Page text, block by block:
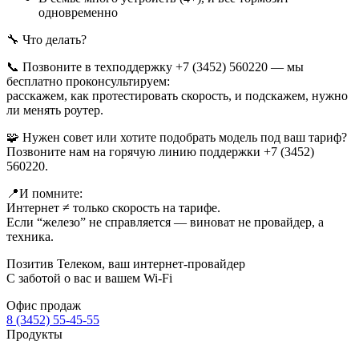
одновременно
🔧 Что делать?
📞 Позвоните в техподдержку +7 (3452) 560220 — мы
бесплатно проконсультируем:
расскажем, как протестировать скорость, и подскажем, нужно
ли менять роутер.
🧩 Нужен совет или хотите подобрать модель под ваш тариф?
Позвоните нам на горячую линию поддержки +7 (3452)
560220.
📍И помните:
Интернет ≠ только скорость на тарифе.
Если “железо” не справляется — виноват не провайдер, а
техника.
Позитив Телеком, ваш интернет-провайдер
С заботой о вас и вашем Wi-Fi
Офис продаж
8 (3452) 55-45-55
Продукты